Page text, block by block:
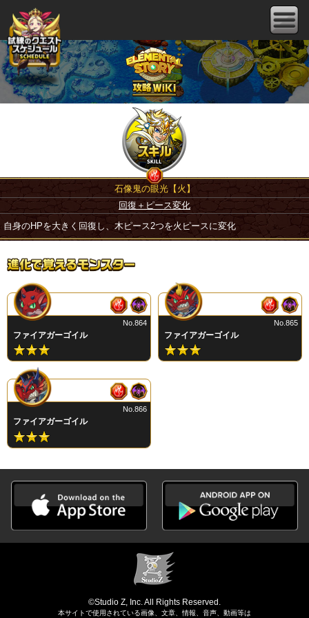
石像鬼の眼光【火】
回復＋ピース変化
自身のHPを大きく回復し、木ピース2つを火ピースに変化
ファイアガーゴイル
No.864
ファイアガーゴイル
No.865
ファイアガーゴイル
No.866
©Studio Z, Inc. All Rights Reserved.
本サイトで使用されている画像、文章、情報、音声、動画等は